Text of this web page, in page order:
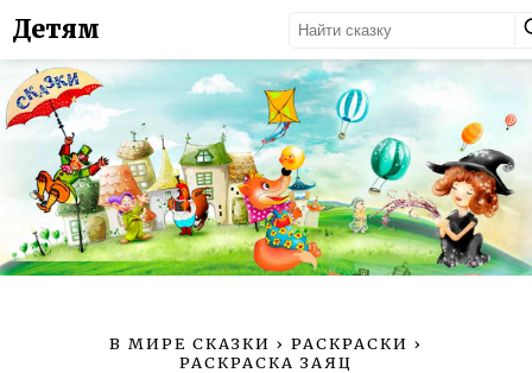
Детям
В МИРЕ СКАЗКИ › РАСКРАСКИ ›
РАСКРАСКА ЗАЯЦ